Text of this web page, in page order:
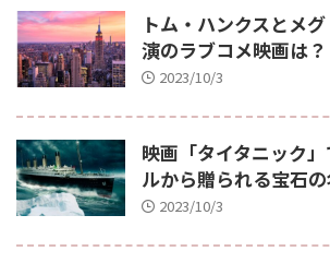
トム・ハンクスとメ
演のラブコメ映画は？
2023/10/3
映画「タイタニック
ルから贈られる宝石の
2023/10/3